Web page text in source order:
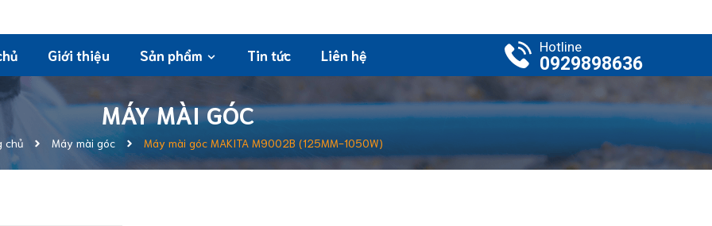
Giới thiệu Sản phẩm Tin tức Liên hệ Hotline
0929898636
MÁY MÀI GÓC
chủ Máy mài góc Máy mài góc MAKITA M9002B (125MM-1050W)